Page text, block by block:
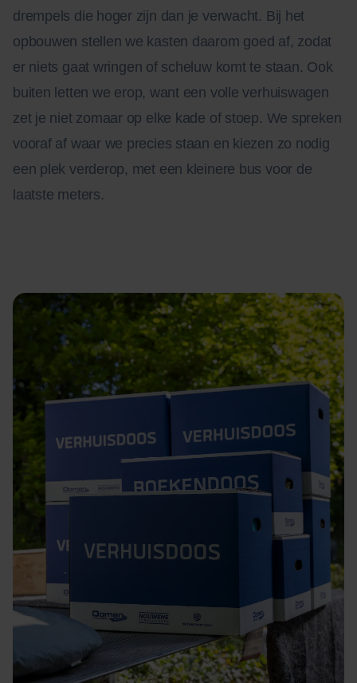
drempels die hoger zijn dan je verwacht. Bij het
opbouwen stellen we kasten daarom goed af, zodat
er niets gaat wringen of scheluw komt te staan. Ook
buiten letten we erop, want een volle verhuiswagen
zet je niet zomaar op elke kade of stoep. We spreken
vooraf af waar we precies staan en kiezen zo nodig
een plek verderop, met een kleinere bus voor de
laatste meters.